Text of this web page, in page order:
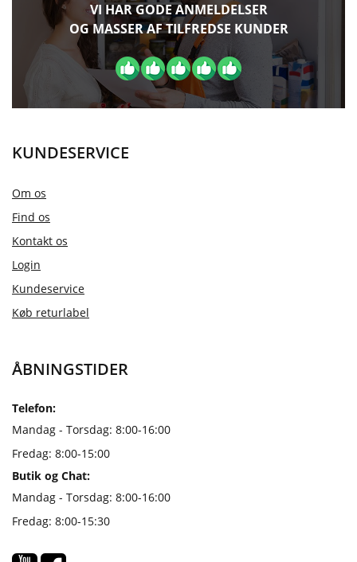
VI HAR GODE ANMELDELSER
OG MASSER AF TILFREDSE KUNDER
KUNDESERVICE
Om os
Find os
Kontakt os
Login
Kundeservice
Køb returlabel
ÅBNINGSTIDER
Telefon:
Mandag - Torsdag: 8:00-16:00
Fredag: 8:00-15:00
Butik og Chat:
Mandag - Torsdag: 8:00-16:00
Fredag: 8:00-15:30